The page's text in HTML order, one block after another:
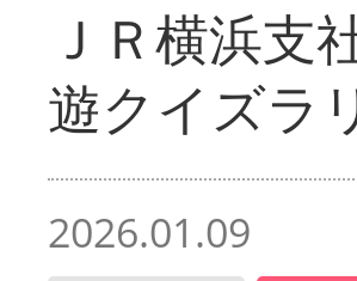
ＪＲ横浜
遊クイズラ
2026.01.09